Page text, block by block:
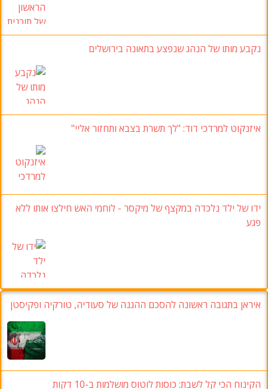
נקבע מותו של הנהג שנפצע בתאונה בירושלים
איזנקוט למרדכי דוד: "לך תשרת בצבא ותחזור אליי"
ידו של ילד נלכדה במקצף של מיקסר - לוחמי האש חילצו אותו ללא
פגע
איראן בתגובה ראשונה להסכם ההגנה של סעודיה, טורקיה ופקיסטן
הקינוח הכי קל לשבת: כוסות לוטוס מושלמות ב-10 דקות